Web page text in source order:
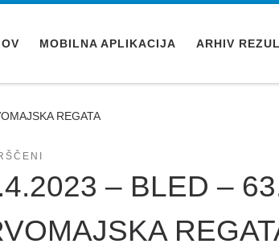
MOBILNA APLIKACIJA ARHIV
REGATA
– BLED –